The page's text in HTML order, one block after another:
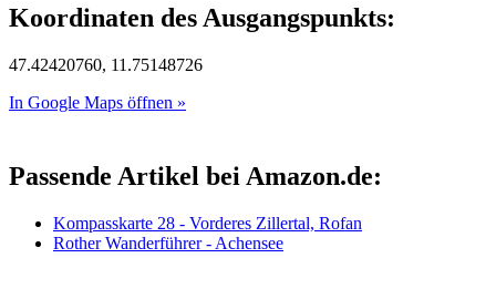
Koordinaten des Ausgangspunkts:
47.42420760, 11.75148726
In Google Maps öffnen »
Passende Artikel bei Amazon.de:
Kompasskarte 28 - Vorderes Zillertal, Rofan
Rother Wanderführer - Achensee